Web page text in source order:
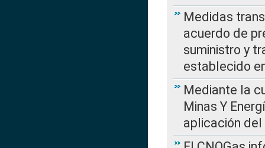
Medidas
acuerdo de
suministro y
establecido
Mediante la
Minas Y
aplicación